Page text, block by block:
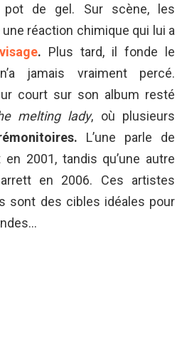
pot de gel. Sur scène, les
réaction chimique qui lui a
. Plus tard, il fonde le
jamais vraiment percé.
court sur son album resté
melting lady, où plusieurs
L’une parle de
en 2001, tandis qu’une autre
en 2006. Ces artistes
sont des cibles idéales pour